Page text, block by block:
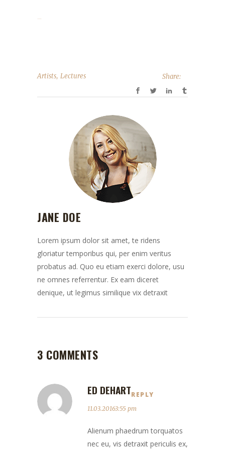
Artists, Lectures Share:
JANE DOE
Lorem ipsum dolor sit amet, te ridens
gloriatur temporibus qui, per enim veritus
probatus ad. Quo eu etiam exerci dolore, usu
ne omnes referrentur. Ex eam diceret
denique, ut legimus similique vix detraxit
3 COMMENTS
ED DEHARTREPLY
11.03.20163:55 pm
Alienum phaedrum torquatos
nec eu, vis detraxit periculis ex,